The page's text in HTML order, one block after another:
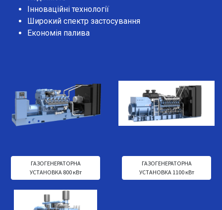
Інноваційні технології
Широкий спектр застосування
Економія палива
ГАЗОГЕНЕРАТОРНА
УСТАНОВКА 800 кВт
ГАЗОГЕНЕРАТОРНА
УСТАНОВКА 1100 кВт